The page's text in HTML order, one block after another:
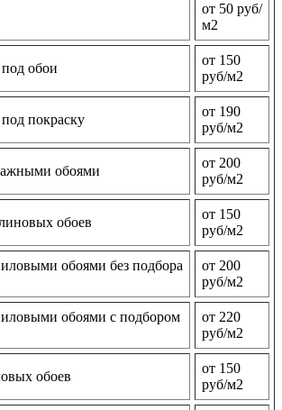
от 50 руб/
м2
обои
от 150
руб/м2
покраску
от 190
руб/м2
обоями
от 200
руб/м2
обоев
от 150
руб/м2
обоями без подбора
от 200
руб/м2
обоями с подбором
от 220
руб/м2
обоев
от 150
руб/м2